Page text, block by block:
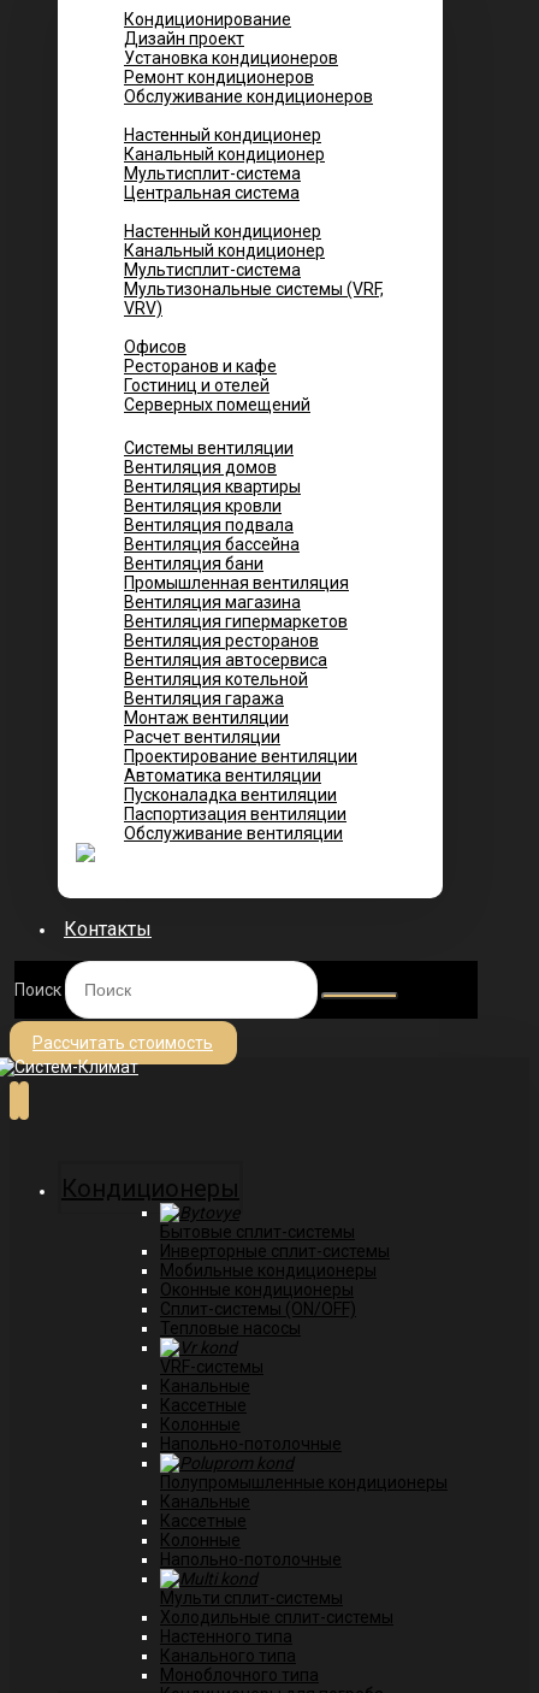
Кондиционирование
Дизайн проект
Установка кондиционеров
Ремонт кондиционеров
Обслуживание кондиционеров
Настенный кондиционер
Канальный кондиционер
Мультисплит-система
Центральная система
Настенный кондиционер
Канальный кондиционер
Мультисплит-система
Мультизональные системы (VRF,
VRV)
Офисов
Ресторанов и кафе
Гостиниц и отелей
Серверных помещений
Системы вентиляции
Вентиляция домов
Вентиляция квартиры
Вентиляция кровли
Вентиляция подвала
Вентиляция бассейна
Вентиляция бани
Промышленная вентиляция
Вентиляция магазина
Вентиляция гипермаркетов
Вентиляция ресторанов
Вентиляция автосервиса
Вентиляция котельной
Вентиляция гаража
Монтаж вентиляции
Расчет вентиляции
Проектирование вентиляции
Автоматика вентиляции
Пусконаладка вентиляции
Паспортизация вентиляции
Обслуживание вентиляции
Контакты
Поиск
Рассчитать стоимость
Кондиционеры
Бытовые сплит-системы
Инверторные сплит-системы
Мобильные кондиционеры
Оконные кондиционеры
Сплит-системы (ON/OFF)
Тепловые насосы
VRF-системы
Канальные
Касcетные
Колонные
Напольно-потолочные
Полупромышленные кондиционеры
Канальные
Кассетные
Колонные
Напольно-потолочные
Мульти сплит-системы
Холодильные сплит-системы
Настенного типа
Канального типа
Моноблочного типа